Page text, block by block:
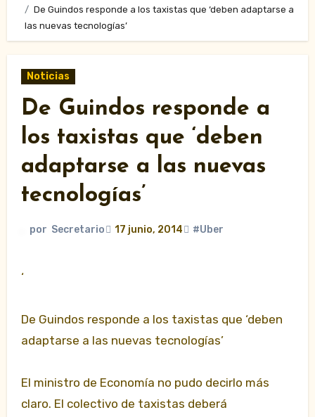
De Guindos responde a los taxistas que ‘deben adaptarse a
las nuevas tecnologías’
Noticias
De Guindos responde a
los taxistas que ‘deben
adaptarse a las nuevas
tecnologías’
por Secretario 17 junio, 2014 #Uber
‘
De Guindos responde a los taxistas que ‘deben
adaptarse a las nuevas tecnologías’
El ministro de Economía no pudo decirlo más
claro. El colectivo de taxistas deberá